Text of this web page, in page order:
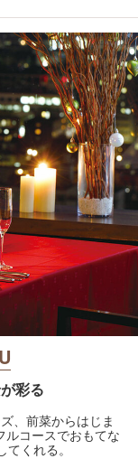
彩る
、前菜からはじま
ルコースでおもてな
くれる。